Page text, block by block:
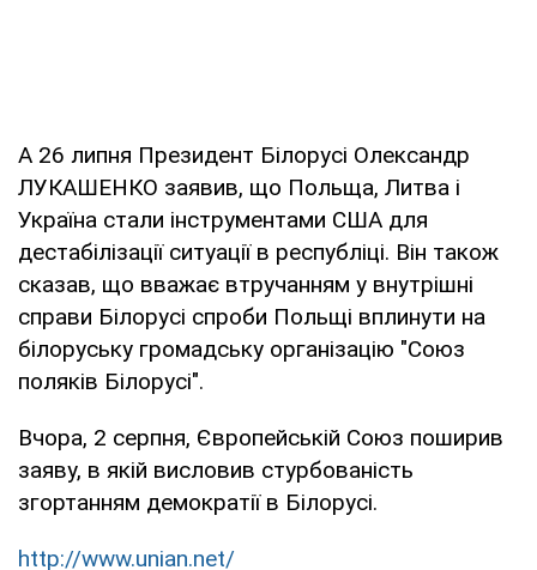
А 26 липня Президент Білорусі Олександр
ЛУКАШЕНКО заявив, що Польща, Литва і
Україна стали інструментами США для
дестабілізації ситуації в республіці. Він також
сказав, що вважає втручанням у внутрішні
справи Білорусі спроби Польщі вплинути на
білоруську громадську організацію "Союз
поляків Білорусі".
Вчора, 2 серпня, Європейській Союз поширив
заяву, в якій висловив стурбованість
згортанням демократії в Білорусі.
http://www.unian.net/